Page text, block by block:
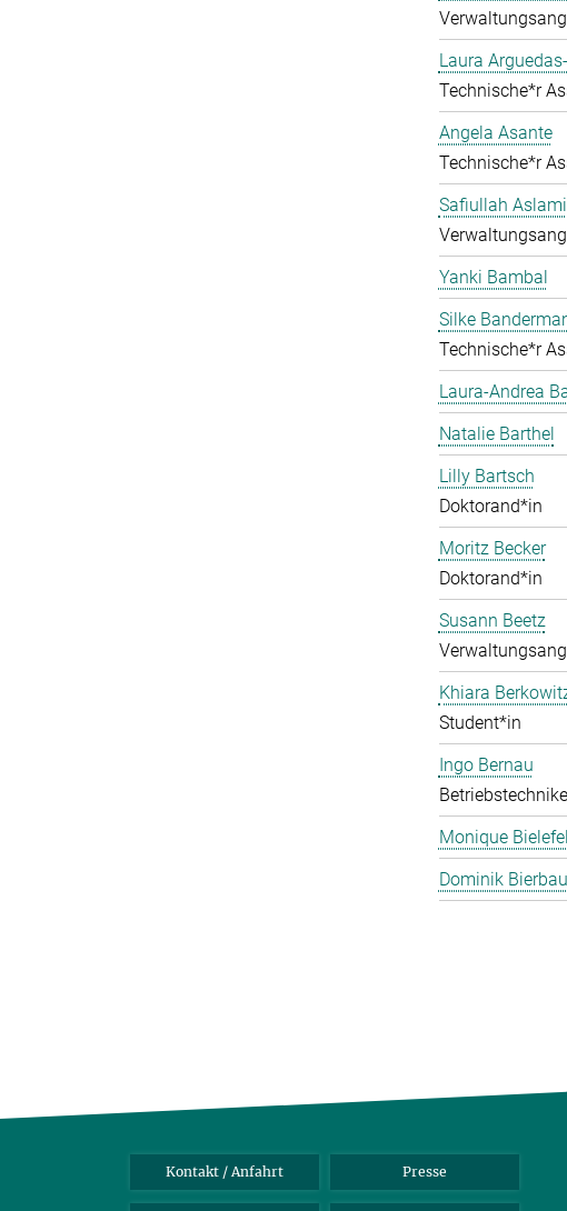
Laura
Technische*r
Angela Asante
Technische*r
Safiullah Aslami
Yanki Bambal
Silke
Technische*r
Laura-Andrea
Natalie Barthel
Lilly Bartsch
Doktorand*in
Moritz Becker
Doktorand*in
Susann Beetz
Khiara
Student*in
Ingo Bernau
Monique
Dominik
Kontakt / Anfahrt Presse